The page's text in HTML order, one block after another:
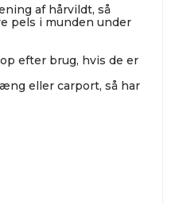
af hårvildt, så
pels i munden under
efter brug, hvis de er
eller carport, så har